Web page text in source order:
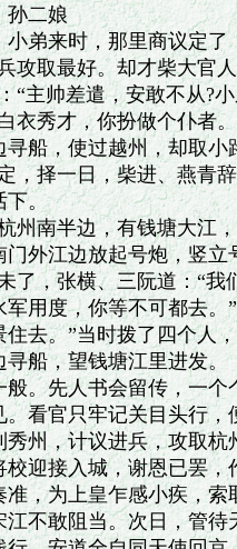
孙二娘
弟来时，那里商议定了
攻取最好。却才柴大官
“主帅差遣，安敢不从?
衣秀才，你扮做个仆者
船，使过越州，却取
，择一日，柴进、燕青
下。
州南半边，有钱塘大江
外江边放起号炮，竖
了，张横、三阮道：“我
用度，你等不可都去。
去。”当时拨了四个人
船，望钱塘江里进发。
。先人书会留传，一
看官只牢记关目头行，
州，计议进兵，攻取
迎接入城，谢恩已罢
，为上皇乍感小疾，
不敢阻当。次日，管